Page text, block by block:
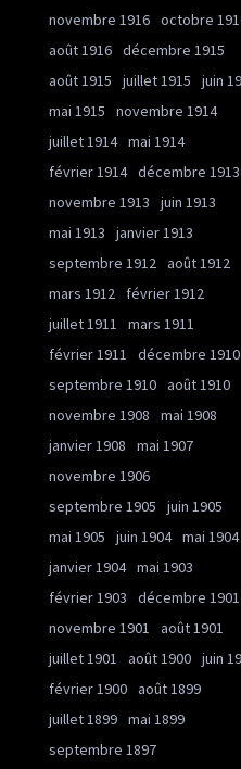
novembre 1916 octobre
août 1916 décembre 1915
août 1915
juillet 1915
juin
mai 1915
novembre 1914
juillet 1914 mai 1914
février 1914 décembre 1913
novembre 1913
juin 1913
mai 1913
janvier 1913
septembre 1912 août 1912
mars 1912
février 1912
juillet 1911
mars 1911
février 1911
décembre 1910
septembre 1910 août 1910
novembre 1908
mai 1908
janvier 1908
mai 1907
novembre 1906
septembre 1905
juin 1905
mai 1905
juin 1904 mai 1904
janvier 1904 mai 1903
février 1903
décembre 1901
novembre 1901
août 1901
juillet 1901
août 1900 juin
février 1900 août 1899
juillet 1899 mai 1899
septembre 1897